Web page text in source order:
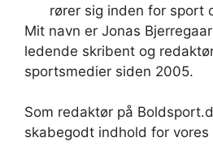
rører sig inden for sport
Mit navn er Jonas
ledende skribent og
sportsmedier siden 2005.
Som redaktør på
skabegodt indhold for vores